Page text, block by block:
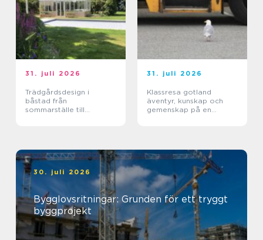
31. juli 2026
Trädgårdsdesign i
båstad från
sommarställe till
31. juli 2026
Klassresa gotland
äventyr, kunskap och
gemenskap på en
30. juli 2026
Bygglovsritningar: Grunden för ett tryggt
byggprojekt